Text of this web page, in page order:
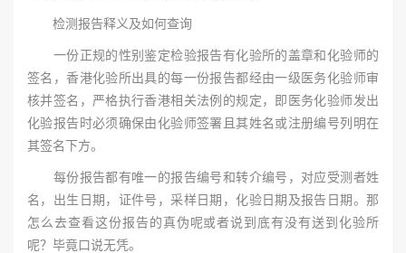
检测报告释义及如何查询
一份正规的性别鉴定检验报告有化验所的盖章和化验师的
签名，香港化验所出具的每一份报告都经由一级医务化验师审
核并签名，严格执行香港相关法例的规定，即医务化验师发出
化验报告时必须确保由化验师签署且其姓名或注册编号列明在
其签名下方。
每份报告都有唯一的报告编号和转介编号，对应受测者姓
名，出生日期，证件号，采样日期，化验日期及报告日期。那
怎么去查看这份报告的真伪呢或者说到底有没有送到化验所
呢？毕竟口说无凭。